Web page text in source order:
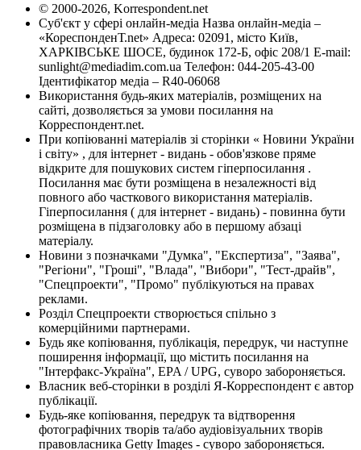
© 2000-2026, Korrespondent.net
Суб'єкт у сфері онлайн-медіа Назва онлайн-медіа –
«КореспонденТ.net» Адреса: 02091, місто Київ,
ХАРКІВСЬКЕ ШОСЕ, будинок 172-Б, офіс 208/1 E-mail:
sunlight@mediadim.com.ua Телефон: 044-205-43-00
Ідентифікатор медіа – R40-06068
Використання будь-яких матеріалів, розміщених на
сайті, дозволяється за умови посилання на
Корреспондент.net.
При копіюванні матеріалів зі сторінки « Новини України
і світу» , для інтернет - видань - обов'язкове пряме
відкрите для пошукових систем гіперпосилання .
Посилання має бути розміщена в незалежності від
повного або часткового використання матеріалів.
Гіперпосилання ( для інтернет - видань) - повинна бути
розміщена в підзаголовку або в першому абзаці
матеріалу.
Новини з позначками "Думка", "Експертиза", "Заява",
"Регіони", "Гроші", "Влада", "Вибори", "Тест-драйв",
"Спецпроекти", "Промо" публікуються на правах
реклами.
Розділ Спецпроекти створюється спільно з
комерційними партнерами.
Будь яке копіювання, публікація, передрук, чи наступне
поширення інформації, що містить посилання на
"Інтерфакс-Україна", EPA / UPG, суворо забороняється.
Власник веб-сторінки в розділі Я-Корреспондент є автор
публікації.
Будь-яке копіювання, передрук та відтворення
фотографічних творів та/або аудіовізуальних творів
правовласника Getty Images - суворо забороняється.